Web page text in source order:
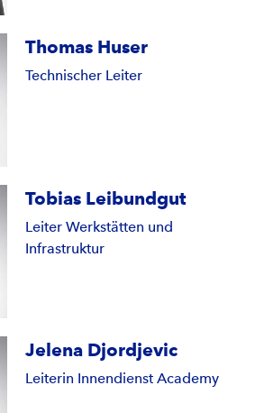
Thomas Huser
Technischer Leiter
Tobias Leibundgut
Leiter Werkstätten und
Infrastruktur
Jelena Djordjevic
Leiterin Innendienst Academy